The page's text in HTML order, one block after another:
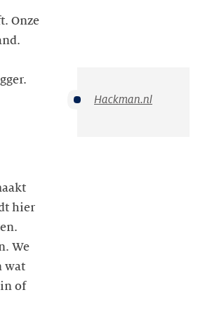
Hackman.nl
Onze
hier
We
wat
of